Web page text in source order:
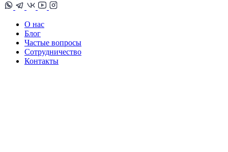
О нас
Блог
Частые вопросы
Сотрудничество
Контакты